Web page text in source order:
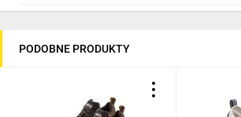
PODOBNE PRODUKTY